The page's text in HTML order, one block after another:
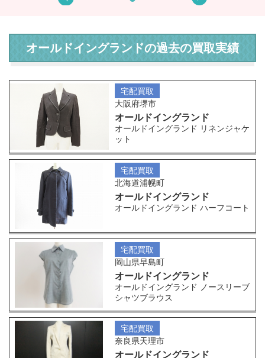
オールドイングランドの過去の買取実績
宅配買取
大阪府堺市
オールドイングランド
オールドイングランド リネンジャケ
ット
宅配買取
北海道浦幌町
オールドイングランド
オールドイングランド ハーフコート
宅配買取
岡山県早島町
オールドイングランド
オールドイングランド ノースリーブ
シャツブラウス
宅配買取
奈良県天理市
オールドイングランド